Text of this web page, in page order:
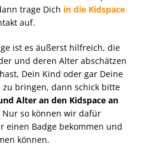
trage Dich in die Kidspace
auf.
ist es äußerst hilfreich, die
und deren Alter abschätzen
Dein Kind oder gar Deine
bringen, dann schick bitte
Alter an den Kidspace an
Nur so können wir dafür
einen Badge bekommen und
können.